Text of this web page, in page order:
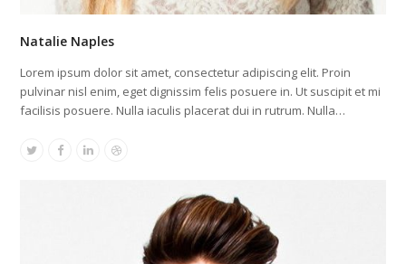
Natalie Naples
Lorem ipsum dolor sit amet, consectetur adipiscing elit. Proin
pulvinar nisl enim, eget dignissim felis posuere in. Ut suscipit et mi
facilisis posuere. Nulla iaculis placerat dui in rutrum. Nulla…
TwitterFacebook
LinkedinDribbble